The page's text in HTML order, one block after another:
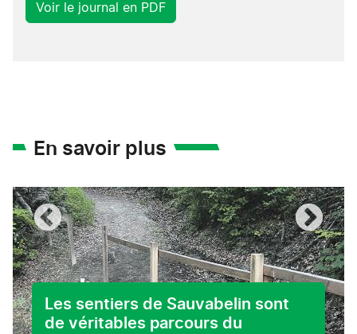
Voir le journal en PDF
En savoir plus
Les sentiers de Sauvabelin sont
de véritables parcours du